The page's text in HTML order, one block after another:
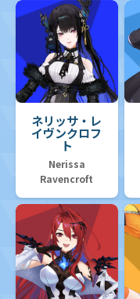
ネリッサ・レ
イヴンクロフ
ト
Nerissa
Ravencroft